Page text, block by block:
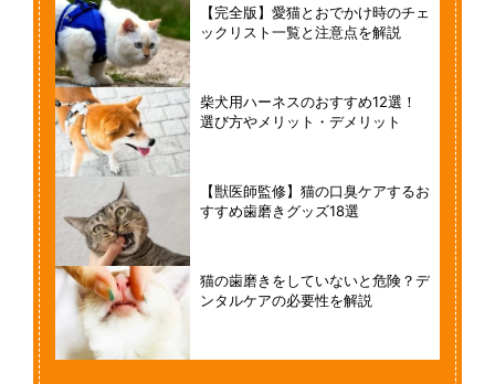
【完全版】愛猫とおでかけ時のチェ
ックリスト一覧と注意点を解説
柴犬用ハーネスのおすすめ12選！
選び方やメリット・デメリット
【獣医師監修】猫の口臭ケアするお
すすめ歯磨きグッズ18選
猫の歯磨きをしていないと危険？デ
ンタルケアの必要性を解説